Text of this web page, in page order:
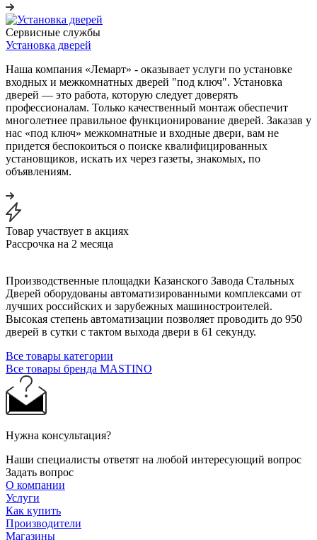
Сервисные службы
Установка дверей
Наша компания «Лемарт» - оказывает услуги по установке
входных и межкомнатных дверей "под ключ". Установка
дверей — это работа, которую следует доверять
профессионалам. Только качественный монтаж обеспечит
многолетнее правильное функционирование дверей. Заказав у
нас «под ключ» межкомнатные и входные двери, вам не
придется беспокоиться о поиске квалифицированных
установщиков, искать их через газеты, знакомых, по
объявлениям.
Товар участвует в акциях
Рассрочка на 2 месяца
Производственные площадки Казанского Завода Стальных
Дверей оборудованы автоматизированными комплексами от
лучших российских и зарубежных машиностроителей.
Высокая степень автоматизации позволяет проводить до 950
дверей в сутки с тактом выхода двери в 61 секунду.
Все товары категории
Все товары бренда MASTINO
Нужна консультация?
Наши специалисты ответят на любой интересующий вопрос
Задать вопрос
О компании
Услуги
Как купить
Производители
Магазины